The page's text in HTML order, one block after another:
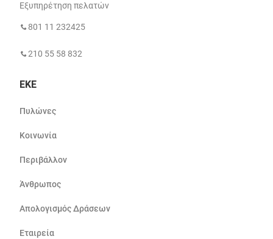
Εξυπηρέτηση πελατών
801 11 232425
210 55 58 832
ΕΚΕ
Πυλώνες
Κοινωνία
Περιβάλλον
Άνθρωπος
Απολογισμός Δράσεων
Εταιρεία